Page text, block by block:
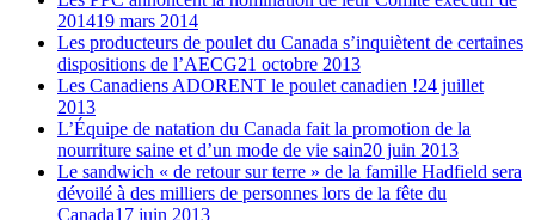
201419 mars 2014
Les producteurs de poulet du Canada s’inquiètent de certaines
dispositions de l’AECG21 octobre 2013
Les Canadiens ADORENT le poulet canadien !24 juillet
2013
L’Équipe de natation du Canada fait la promotion de la
nourriture saine et d’un mode de vie sain20 juin 2013
Le sandwich « de retour sur terre » de la famille Hadfield sera
dévoilé à des milliers de personnes lors de la fête du
Canada17 juin 2013